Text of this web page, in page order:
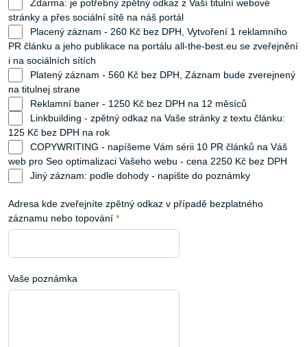
stránky a přes sociální sítě na náš portál
PR článku a jeho publikace na portálu all-the-best.eu se zveřejnění
i na sociálních sítích
na titulnej strane
Reklamní baner - 1250 Kč bez DPH na 12 měsíců
125 Kč bez DPH na rok
web pro Seo optimalizaci Vašeho webu - cena 2250 Kč bez DPH
Jiný záznam: podle dohody - napište do poznámky
Adresa kde zveřejníte zpětný odkaz v případě bezplatného
záznamu nebo topování *
Vaše poznámka